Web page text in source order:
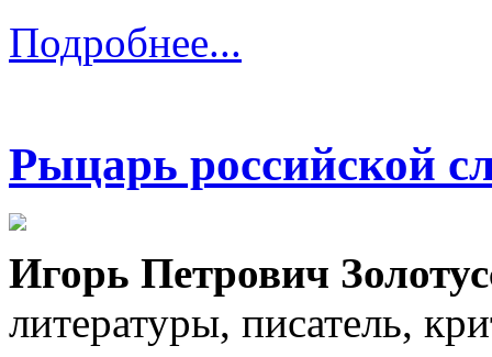
Подробнее...
Рыцарь российской
Игорь Петрович
литературы, писатель,